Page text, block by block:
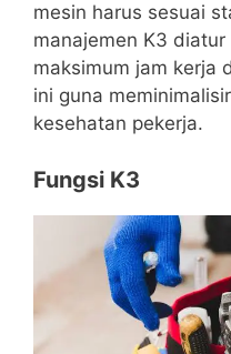
mesin harus sesuai
manajemen K3
maksimum jam kerja
ini guna
kesehatan pekerja.
Fungsi K3